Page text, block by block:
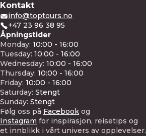
Kontakt
info@toptours.no
+47 23 96 38 95
Åpningstider
Monday: 10:00 - 16:00
Tuesday: 10:00 - 16:00
Wednesday: 10:00 - 16:00
Thursday: 10:00 - 16:00
Friday: 10:00 - 16:00
Saturday: Stengt
Sunday: Stengt
Følg oss på Facebook og
Instagram for inspirasjon, reisetips og
et innblikk i vårt univers av opplevelser.